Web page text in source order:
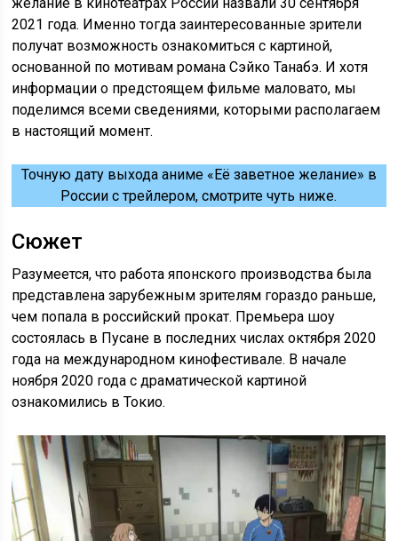
2021 года. Именно тогда заинтересованные зрители
получат возможность ознакомиться с картиной,
основанной по мотивам романа Сэйко Танабэ. И хотя
информации о предстоящем фильме маловато, мы
поделимся всеми сведениями, которыми располагаем
в настоящий момент.
Точную дату выхода аниме «Её заветное желание» в
России с трейлером, смотрите чуть ниже.
Сюжет
Разумеется, что работа японского производства была
представлена зарубежным зрителям гораздо раньше,
чем попала в российский прокат. Премьера шоу
состоялась в Пусане в последних числах октября 2020
года на международном кинофестивале. В начале
ноября 2020 года с драматической картиной
ознакомились в Токио.